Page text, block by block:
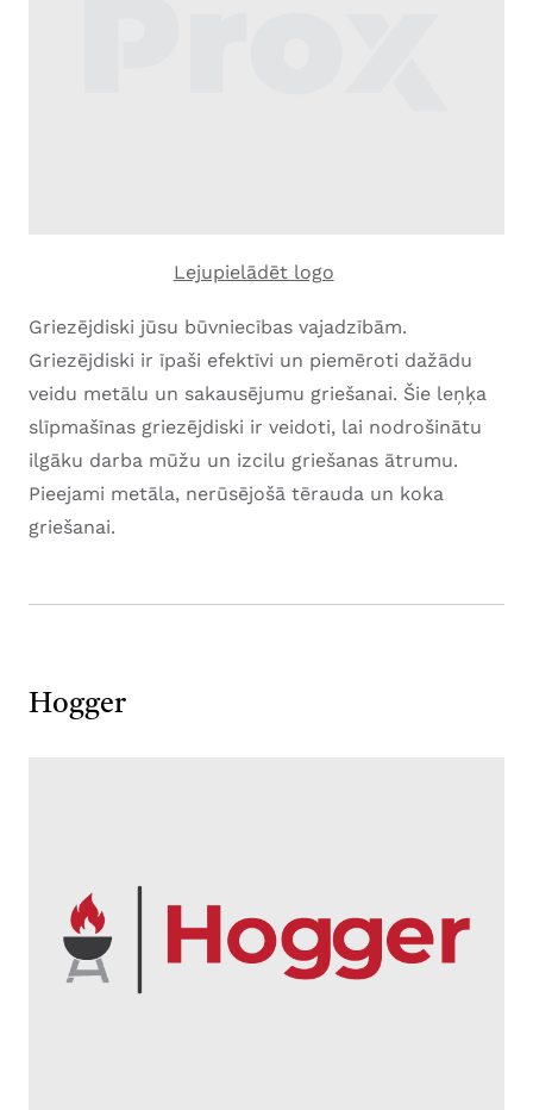
Lejupielādēt logo
Griezējdiski jūsu būvniecības vajadzībām.
Griezējdiski ir īpaši efektīvi un piemēroti dažādu
veidu metālu un sakausējumu griešanai. Šie leņķa
slīpmašīnas griezējdiski ir veidoti, lai nodrošinātu
ilgāku darba mūžu un izcilu griešanas ātrumu.
Pieejami metāla, nerūsējošā tērauda un koka
griešanai.
Hogger